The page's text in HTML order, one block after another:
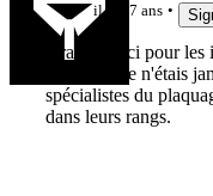
il y a 7 ans
Grand merci pour
lesquelles je n'étais
spécialistes du
dans leurs rangs.